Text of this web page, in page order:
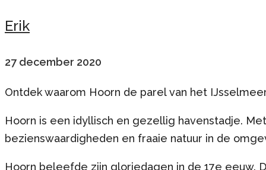
Erik
27 december 2020
Ontdek waarom Hoorn de parel van het
Hoorn is een idyllisch en gezellig havenstadje.
bezienswaardigheden en fraaie natuur in de
Hoorn beleefde zijn gloriedagen in de 17e eeuw.